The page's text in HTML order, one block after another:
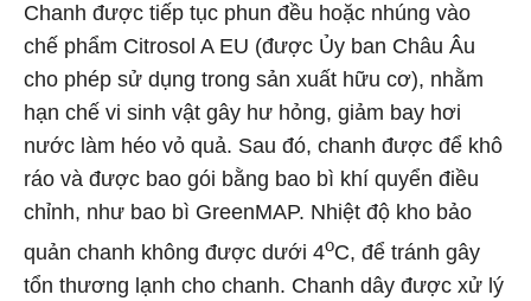
Chanh được tiếp tục phun đều hoặc nhúng vào
chế phẩm Citrosol A EU (được Ủy ban Châu Âu
cho phép sử dụng trong sản xuất hữu cơ), nhằm
hạn chế vi sinh vật gây hư hỏng, giảm bay hơi
nước làm héo vỏ quả. Sau đó, chanh được để khô
ráo và được bao gói bằng bao bì khí quyển điều
chỉnh, như bao bì GreenMAP. Nhiệt độ kho bảo
quản chanh không được dưới 4oC, để tránh gây
tổn thương lạnh cho chanh. Chanh dây được xử lý